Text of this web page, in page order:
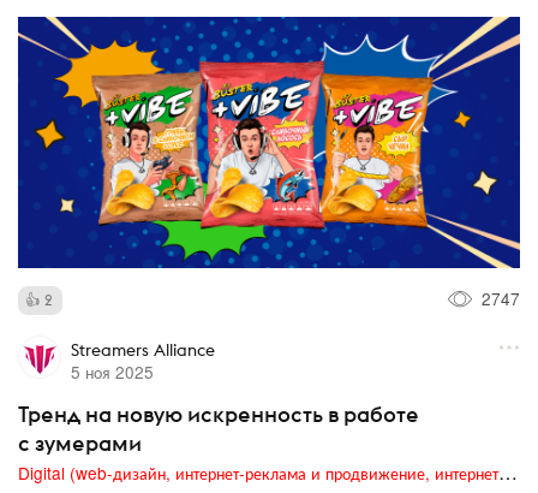
2 2747
Streamers Alliance
5 ноя 2025
Тренд на новую искренность в работе
с зумерами
Digital (web-дизайн, интернет-реклама и продвижение, интернет-сообщества и блоги, интернет-коммуникации, мобильный маркетинг, реклама на цифровых экранах)